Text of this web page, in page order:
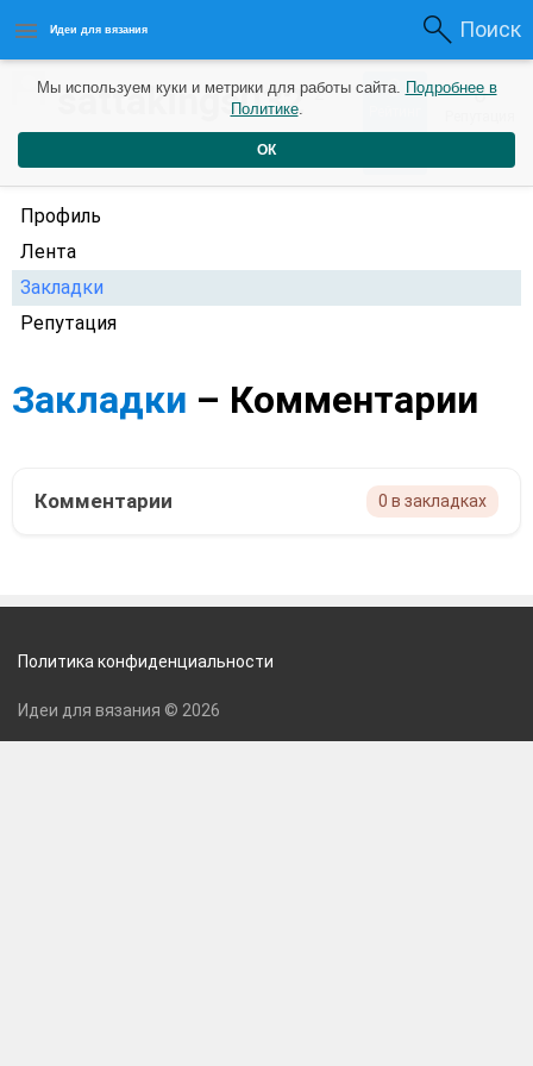
Идеи для вязания Поиск
sattakings0322 0 0
Профиль
Лента
Закладки
Репутация
Закладки – Комментарии
Комментарии 0 в закладках
Мы используем куки и метрики для работы сайта. Подробнее в
Политике.
ОК
Политика конфиденциальности
Идеи для вязания © 2026